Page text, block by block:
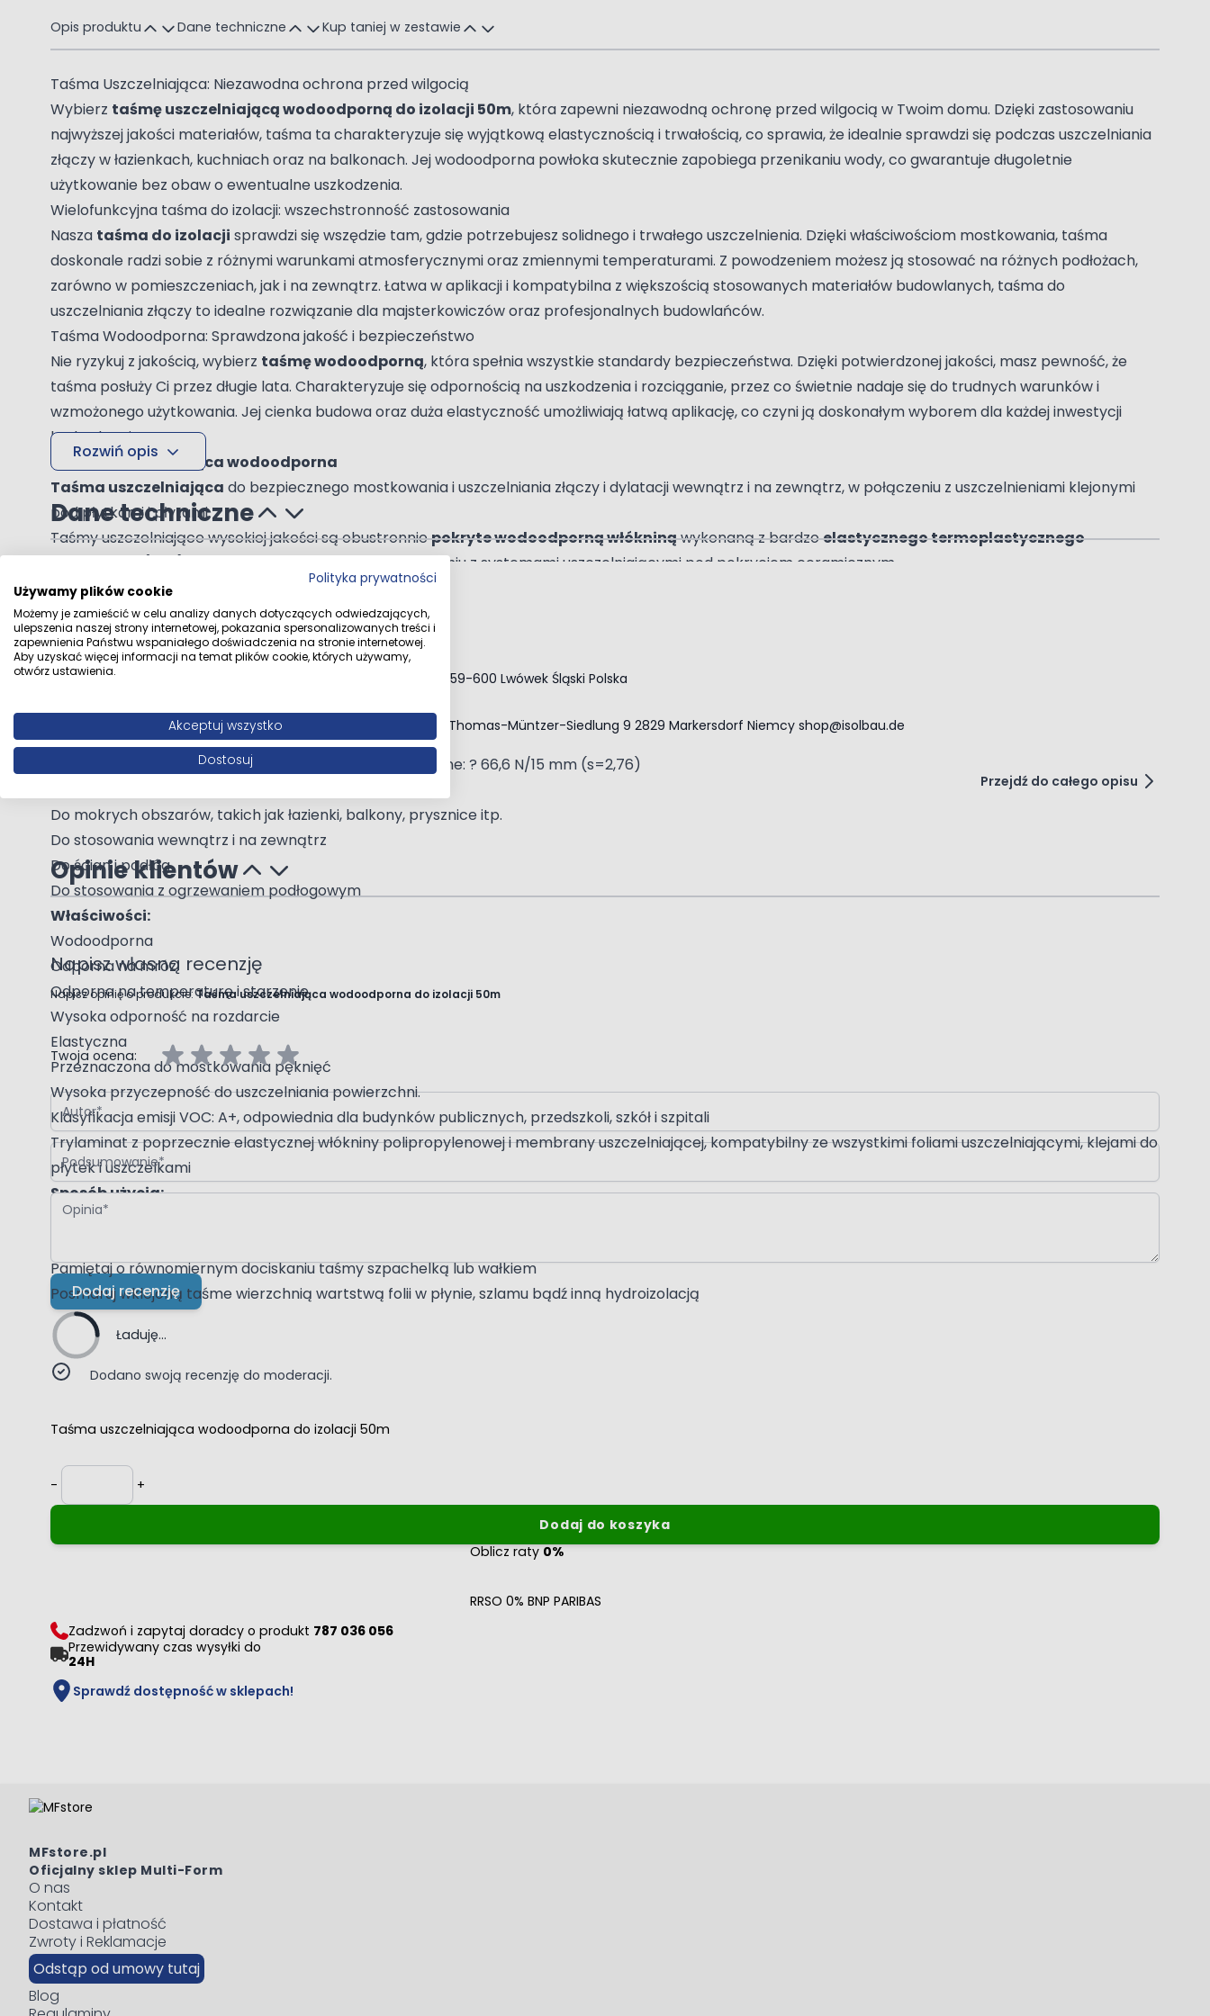
Opis produktu Dane techniczne Kup taniej w zestawie
Taśma Uszczelniająca: Niezawodna ochrona przed wilgocią
Wybierz taśmę uszczelniającą wodoodporną do izolacji 50m, która zapewni niezawodną ochronę przed wilgocią w Twoim domu. Dzięki zastosowaniu
najwyższej jakości materiałów, taśma ta charakteryzuje się wyjątkową elastycznością i trwałością, co sprawia, że idealnie sprawdzi się podczas uszczelniania
złączy w łazienkach, kuchniach oraz na balkonach. Jej wodoodporna powłoka skutecznie zapobiega przenikaniu wody, co gwarantuje długoletnie
użytkowanie bez obaw o ewentualne uszkodzenia.
Wielofunkcyjna taśma do izolacji: wszechstronność zastosowania
Nasza taśma do izolacji sprawdzi się wszędzie tam, gdzie potrzebujesz solidnego i trwałego uszczelnienia. Dzięki właściwościom mostkowania, taśma
doskonale radzi sobie z różnymi warunkami atmosferycznymi oraz zmiennymi temperaturami. Z powodzeniem możesz ją stosować na różnych podłożach,
zarówno w pomieszczeniach, jak i na zewnątrz. Łatwa w aplikacji i kompatybilna z większością stosowanych materiałów budowlanych, taśma do
uszczelniania złączy to idealne rozwiązanie dla majsterkowiczów oraz profesjonalnych budowlańców.
Taśma Wodoodporna: Sprawdzona jakość i bezpieczeństwo
Nie ryzykuj z jakością, wybierz taśmę wodoodporną, która spełnia wszystkie standardy bezpieczeństwa. Dzięki potwierdzonej jakości, masz pewność, że
taśma posłuży Ci przez długie lata. Charakteryzuje się odpornością na uszkodzenia i rozciąganie, przez co świetnie nadaje się do trudnych warunków i
wzmożonego użytkowania. Jej cienka budowa oraz duża elastyczność umożliwiają łatwą aplikację, co czyni ją doskonałym wyborem dla każdej inwestycji
budowlanej.
Taśma uszczelniająca wodoodporna
Taśma uszczelniająca do bezpiecznego mostkowania i uszczelniania złączy i dylatacji wewnątrz i na zewnątrz, w połączeniu z uszczelnieniami klejonymi
pod płytkami i płytami.
Taśmy uszczelniające wysokiej jakości są obustronniepokryte wodoodporną włókninąwykonaną z bardzoelastycznego termoplastycznego
do trwałego uszczelniania w połączeniu z systemami uszczelniającymi pod pokryciem ceramicznym.
Cechy
Kolor: niebieski.
Szerokość: 120 mm.
Grubość całkowita (ok.): 0,66 mm
Odporność na temperaturę: min. /max...-40°C / +90°C
Wytrzymałość na rozciąganie [DIN ISO 527-3] podłużne: ? 117 N/15 mm (s=3,99)
Wytrzymałość na rozciąganie [DIN ISO 527-3] poprzeczne: ? 66,6 N/15 mm (s=2,76)
Do mokrych obszarów, takich jak łazienki, balkony, prysznice itp.
Do stosowania wewnątrz i na zewnątrz
Do ścian i podłóg
Do stosowania z ogrzewaniem podłogowym
Właściwości:
Wodoodporna
Odporna na mróz
Odporna na temperaturę i starzenie
Wysoka odporność na rozdarcie
Elastyczna
Przeznaczona do mostkowania pęknięć
Wysoka przyczepność do uszczelniania powierzchni.
Klasyfikacja emisji VOC: A+, odpowiednia dla budynków publicznych, przedszkoli, szkół i szpitali
Trylaminat z poprzecznie elastycznej włókniny polipropylenowej i membrany uszczelniającej, kompatybilny ze wszystkimi foliami uszczelniającymi, klejami do
płytek i uszczelkami
Sposób użycia:
Dotnij odpowiedni wymiar za pomocą noża lub nożyczek
Pamiętaj o równomiernym dociskaniu taśmy szpachelką lub wałkiem
Posmaruj wklejoną taśme wierzchnią wartstwą folii w płynie, szlamu bądź inną hydroizolacją
Rozwiń opis
Dane techniczne
Rodzaj narożnika Wewnętrzny
Kod producenta Pl3
Dane dystrybutora TECH-BAU Niwnice 167A 59-600 Lwówek Śląski Polska
Dane producenta IsolBau ISOLBAU e.K. Zur Thomas-Müntzer-Siedlung 9 2829 Markersdorf Niemcy shop@isolbau.de
Przejdź do całego opisu
Opinie klientów
Napisz własną recenzję
Napisz opinię o produkcie:Taśma uszczelniająca wodoodporna do izolacji 50m
Twoja ocena:
Autor
Podsumowanie
Opinia
Dodaj recenzję
Ładuję...
Dodano swoją recenzję do moderacji.
Taśma uszczelniająca wodoodporna do izolacji 50m
-
Ilość
+
Dodaj do koszyka
Oblicz raty0%
RRSO 0% BNP PARIBAS
Zadzwoń i zapytaj doradcy o produkt 787 036 056
Przewidywany czas wysyłki do
24H
Sprawdź dostępność w sklepach!
MFstore.pl
Oficjalny sklep Multi-Form
O nas
Kontakt
Dostawa i płatność
Zwroty i Reklamacje
Odstąp od umowy tutaj
Blog
Polityka prywatności
Używamy plików cookie
Możemy je zamieścić w celu analizy danych dotyczących odwiedzających,
ulepszenia naszej strony internetowej, pokazania spersonalizowanych treści i
zapewnienia Państwu wspaniałego doświadczenia na stronie internetowej.
Aby uzyskać więcej informacji na temat plików cookie, których używamy,
otwórz ustawienia.
Akceptuj wszystko
Dostosuj